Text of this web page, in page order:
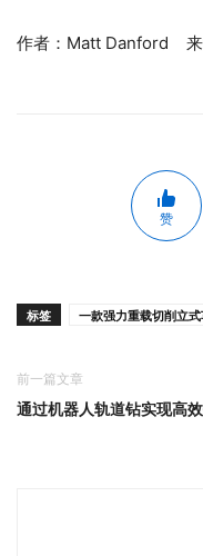
作者：Matt Danford 来
赞
标签 一款强力重载切削立
前一篇文章
通过机器人轨道钻实现高